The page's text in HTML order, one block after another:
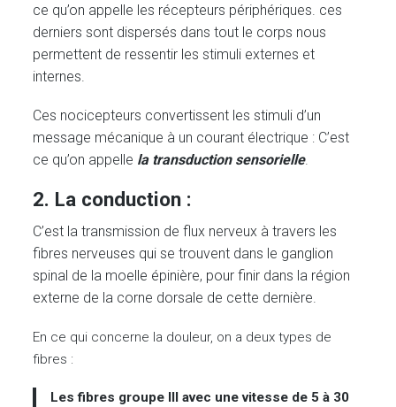
ce qu’on appelle les récepteurs périphériques. ces
derniers sont dispersés dans tout le corps nous
permettent de ressentir les stimuli externes et
internes.
Ces nocicepteurs convertissent les stimuli d’un
message mécanique à un courant électrique : C’est
ce qu’on appelle la transduction sensorielle.
2. La conduction :
C’est la transmission de flux nerveux à travers les
fibres nerveuses qui se trouvent dans le ganglion
spinal de la moelle épinière, pour finir dans la région
externe de la corne dorsale de cette dernière.
En ce qui concerne la douleur, on a deux types de
fibres :
Les fibres groupe III avec une vitesse de 5 à 30